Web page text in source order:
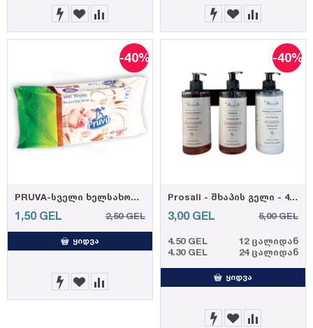
-40%
PRUVA-სველი ხელსახოცი ელეგანტური 90ც 35 გრ. (12)
1,50 GEL 2,50 GEL
ᲧᲘᲓᲕᲐ
-40%
Prosali - შხაპის გელი - 410 მლ
3,00 GEL 5,00 GEL
4.50 GEL
4.30 GEL
12 ცალიდან
24 ცალიდან
ᲧᲘᲓᲕᲐ